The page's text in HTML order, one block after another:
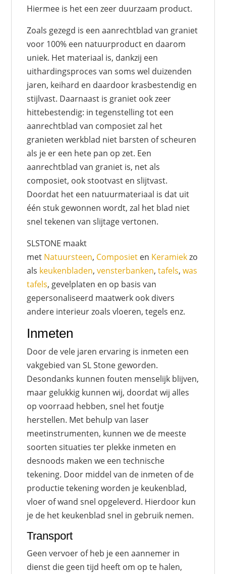
Hiermee is het een zeer duurzaam product.
Zoals gezegd is een aanrechtblad van graniet
voor 100% een natuurproduct en daarom
uniek. Het materiaal is, dankzij een
uithardingsproces van soms wel duizenden
jaren, keihard en daardoor krasbestendig en
stijlvast. Daarnaast is graniet ook zeer
hittebestendig: in tegenstelling tot een
aanrechtblad van composiet zal het
granieten werkblad niet barsten of scheuren
als je er een hete pan op zet. Een
aanrechtblad van graniet is, net als
composiet, ook stootvast en slijtvast.
Doordat het een natuurmateriaal is dat uit
één stuk gewonnen wordt, zal het blad niet
snel tekenen van slijtage vertonen.
SLSTONE maakt
met Natuursteen, Composiet en Keramiekzo
als keukenbladen,vensterbanken,tafels,was
tafels, gevelplaten en op basis van
gepersonaliseerd maatwerk ook divers
andere interieur zoals vloeren, tegels enz.
Inmeten
Door de vele jaren ervaring is inmeten een
vakgebied van SL Stone geworden.
Desondanks kunnen fouten menselijk blijven,
maar gelukkig kunnen wij, doordat wij alles
op voorraad hebben, snel het foutje
herstellen. Met behulp van laser
meetinstrumenten, kunnen we de meeste
soorten situaties ter plekke inmeten en
desnoods maken we een technische
tekening. Door middel van de inmeten of de
productie tekening worden je keukenblad,
vloer of wand snel opgeleverd. Hierdoor kun
je de het keukenblad snel in gebruik nemen.
Transport
Geen vervoer of heb je een aannemer in
dienst die geen tijd heeft om op te halen,